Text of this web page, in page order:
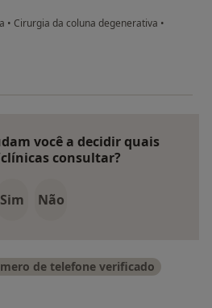
• Cirurgia da coluna degenerativa •
Bhanji
você a decidir quais
consultar?
Sim Não
de telefone verificado